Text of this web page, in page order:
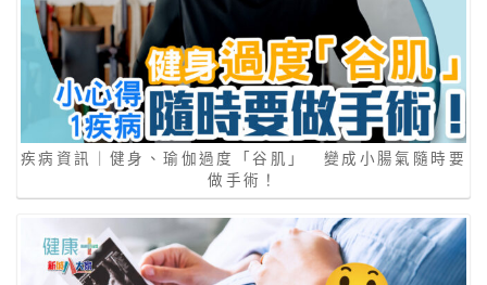
疾病資訊｜健身、瑜伽過度「谷肌」 變成小腸氣隨時要
做手術！